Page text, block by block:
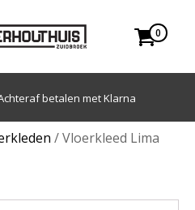
0
en BE. Afhalen ook mogelijk.
/ Vloerkleed Lima